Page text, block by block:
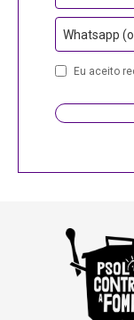
Whatsapp
Eu aceito